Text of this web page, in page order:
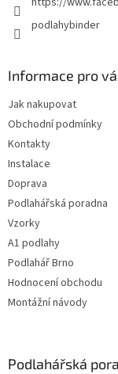
podlahybinder
Informace pro
Jak nakupovat
Obchodní podmínky
Kontakty
Instalace
Doprava
Podlahářská poradna
Vzorky
A1 podlahy
Podlahář Brno
Hodnocení obchodu
Montážní návody
Podlahářská